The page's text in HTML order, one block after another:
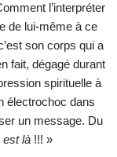
l’interpréter
de lui-même à ce
son corps qui a
fait, dégagé durant
spirituelle à
électrochoc dans
un message. Du
est là !!! »